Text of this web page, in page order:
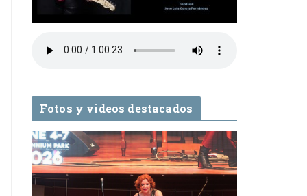
Fotos y videos destacados